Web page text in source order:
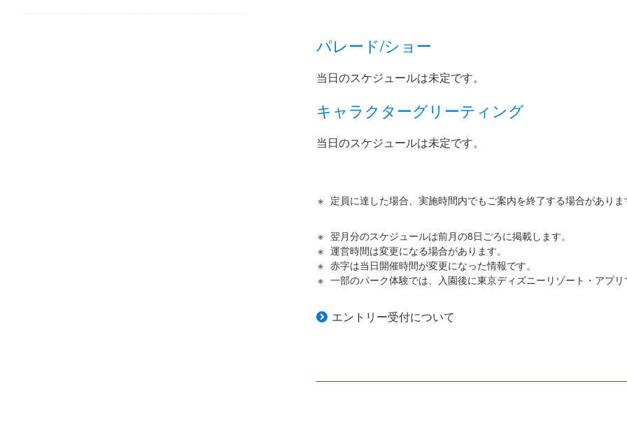
パレード/ショー
当日のスケジュールは未定です。
キャラクターグリーティング
当日のスケジュールは未定です。
定員に達した場合、実施時間内でもご案内を終了する場合がありま
翌月分のスケジュールは前月の8日ごろに掲載します。
運営時間は変更になる場合があります。
赤字は当日開催時間が変更になった情報です。
一部のパーク体験では、入園後に東京ディズニーリゾート・アプ
エントリー受付について